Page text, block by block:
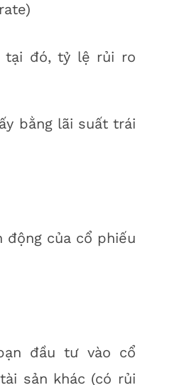
tại đó, tỷ lệ rủi ro
bằng lãi suất trái
động của cổ phiếu
đầu tư vào cổ
sản khác (có rủi